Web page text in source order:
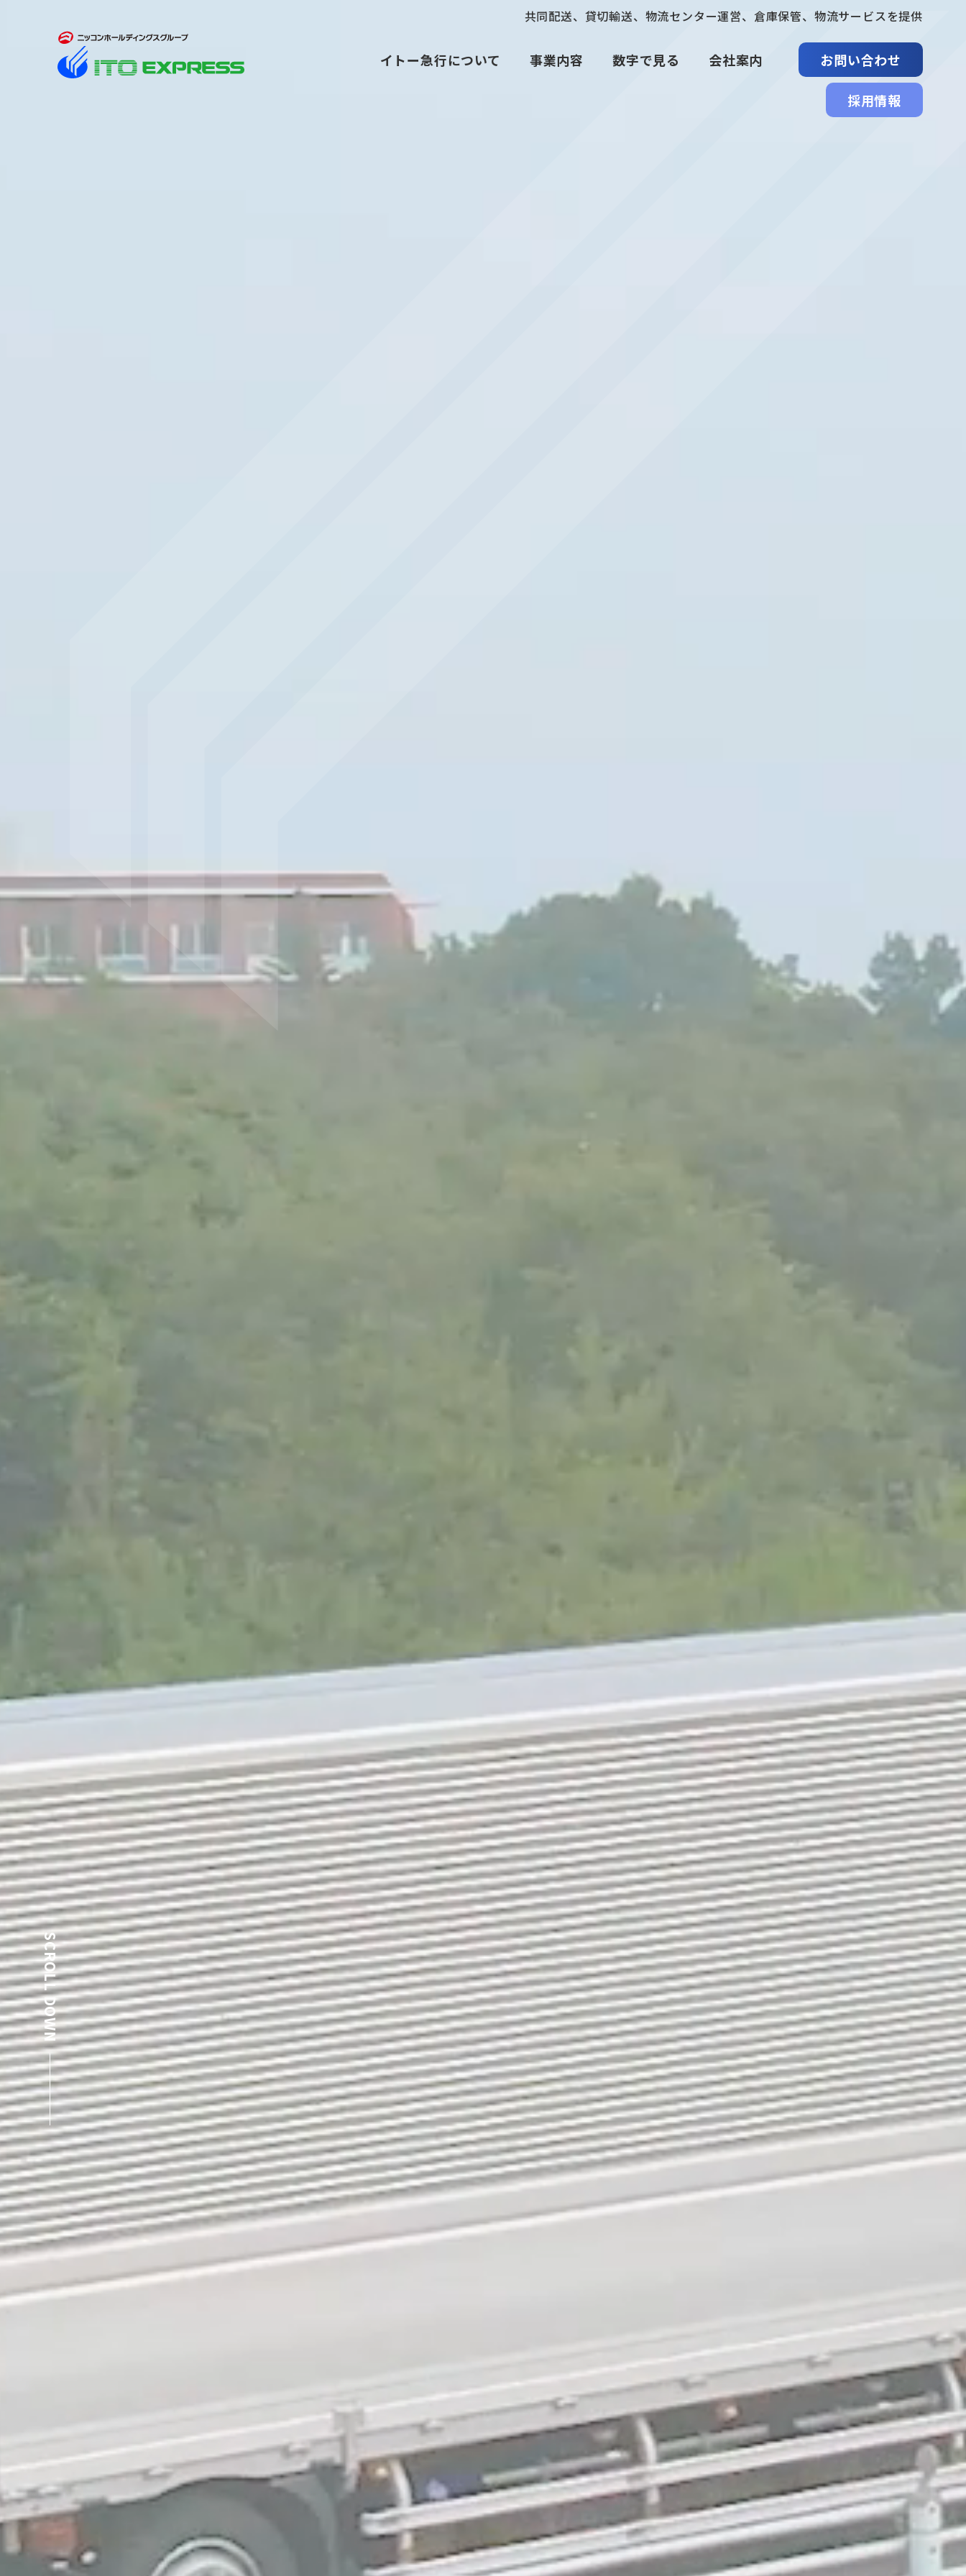
共同配送、貸切輸送、物流センター運営、倉庫保管、物流サービスを提供
イトー急行について 事業内容 数字で見る 会社案内 お問い合わせ
採用情報
SCROLL DOWN